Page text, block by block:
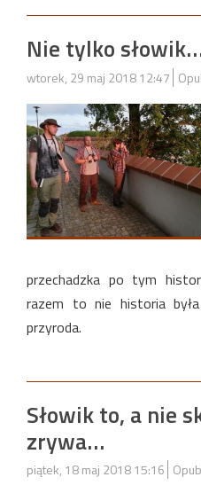
Nie tylko
wtorek, 29 maj 2018 12:47
przechadzka po tym
razem to nie historia
przyroda.
Słowik to, a nie
zrywa…
piątek, 18 maj 2018 15:16